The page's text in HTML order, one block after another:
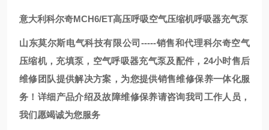
意大利科尔奇MCH6/ET高压呼吸空气压缩机呼吸器充气泵
山东莫尔斯电气科技有限公司-----销售和代理科尔奇空气
压缩机，充填泵，空气呼吸器充气泵及配件，24小时售后
维修团队提供解决方案，为您提供销售维修保养一体化服
务！详细产品介绍及故障维修保养请咨询我司工作人员，
我们愿竭诚为您服务